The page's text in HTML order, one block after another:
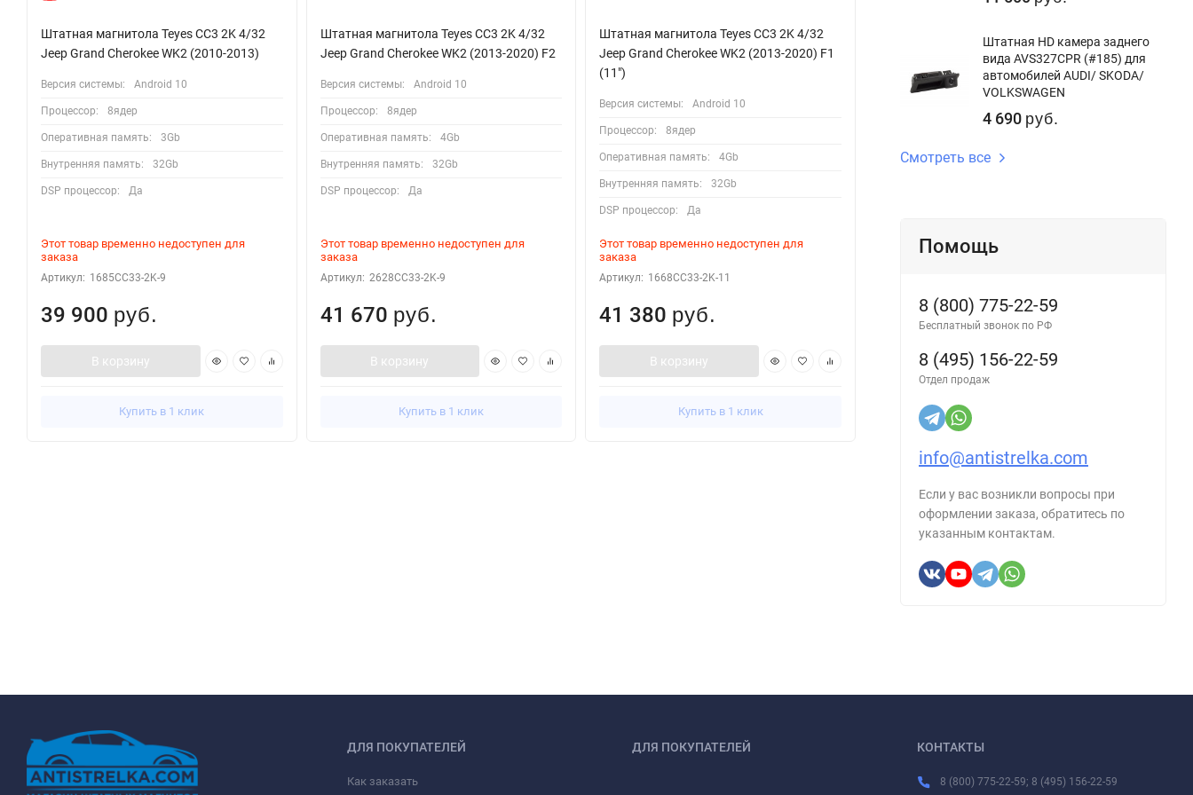
Штатная магнитола Teyes CC3 2K 4/32
Jeep Grand Cherokee WK2 (2010-2013)
Версия системы: Android 10
Процессор: 8ядер
Оперативная память: 3Gb
Внутренняя память: 32Gb
DSP процессор: Да
Этот товар временно недоступен для
заказа
Артикул: 1685CC33-2K-9
39 900 руб.
В корзину
Купить в 1 клик
Штатная магнитола Teyes CC3 2K 4/32
Jeep Grand Cherokee WK2 (2013-2020) F2
Версия системы: Android 10
Процессор: 8ядер
Оперативная память: 4Gb
Внутренняя память: 32Gb
DSP процессор: Да
Этот товар временно недоступен для
заказа
Артикул: 2628CC33-2K-9
41 670 руб.
В корзину
Купить в 1 клик
Штатная магнитола Teyes CC3 2K 4/32
Jeep Grand Cherokee WK2 (2013-2020) F1
(11")
Версия системы: Android 10
Процессор: 8ядер
Оперативная память: 4Gb
Внутренняя память: 32Gb
DSP процессор: Да
Этот товар временно недоступен для
заказа
Артикул: 1668CC33-2K-11
41 380 руб.
В корзину
Купить в 1 клик
Jeep Grand Cherokee WK2 (2010-2013)
Оперативная память: 4Gb
Этот товар временно недоступен для
41 600руб.
В корзину
Купить в 1 клик
Штатная HD камера заднего
вида AVS327CPR (#185) для
автомобилей AUDI/ SKODA/
VOLKSWAGEN
4 690 руб.
Смотреть все
Помощь
8 (800) 775-22-59
Бесплатный звонок по РФ
8 (495) 156-22-59
Отдел продаж
info@antistrelka.com
Если у вас возникли вопросы при
оформлении заказа, обратитесь по
указанным контактам.
ДЛЯ ПОКУПАТЕЛЕЙ
Как заказать
ДЛЯ ПОКУПАТЕЛЕЙ КОНТАКТЫ
8 (800) 775-22-59; 8 (495) 156-22-59